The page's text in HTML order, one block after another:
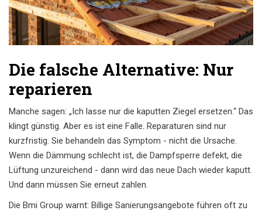
Die falsche Alternative: Nur
reparieren
Manche sagen: „Ich lasse nur die kaputten Ziegel ersetzen.“ Das
klingt günstig. Aber es ist eine Falle. Reparaturen sind nur
kurzfristig. Sie behandeln das Symptom - nicht die Ursache.
Wenn die Dämmung schlecht ist, die Dampfsperre defekt, die
Lüftung unzureichend - dann wird das neue Dach wieder kaputt.
Und dann müssen Sie erneut zahlen.
Die Bmi Group warnt: Billige Sanierungsangebote führen oft zu